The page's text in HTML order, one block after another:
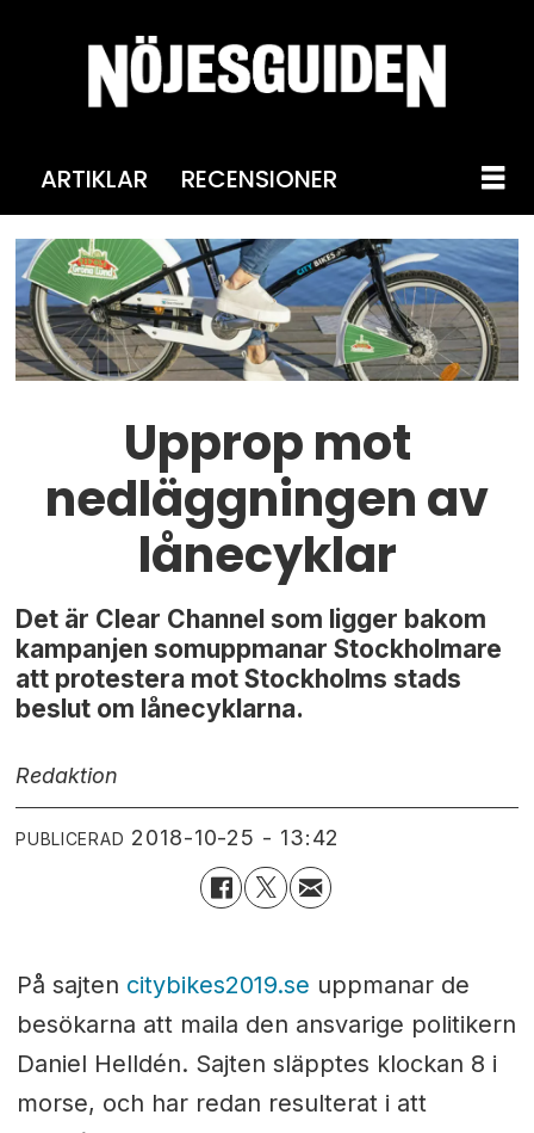
ARTIKLAR RECENSIONER
Upprop mot
nedläggningen av
lånecyklar
Det är Clear Channel som ligger bakom
kampanjen somuppmanar Stockholmare
att protestera mot Stockholms stads
beslut om lånecyklarna.
Redaktion
PUBLICERAD 2018-10-25 - 13:42
På sajten citybikes2019.se uppmanar de
besökarna att maila den ansvarige politikern
Daniel Helldén. Sajten släpptes klockan 8 i
morse, och har redan resulterat i att